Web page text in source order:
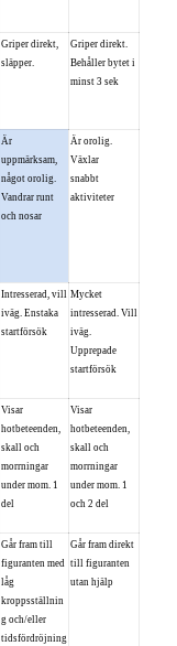
Griper direkt,
släpper.
Griper direkt.
Behåller bytet i
minst 3 sek
Är
uppmärksam,
något orolig.
Vandrar runt
och nosar
Är orolig.
Växlar
snabbt
aktiviteter
Intresserad, vill
iväg. Enstaka
startförsök
Mycket
intresserad. Vill
iväg.
Upprepade
startförsök
Visar
hotbeteenden,
skall och
morrningar
under mom. 1
del
Visar
hotbeteenden,
skall och
morrningar
under mom. 1
och 2 del
Går fram till
figuranten med
låg
kroppsställnin
g och/eller
tidsfördröjning
Går fram direkt
till figuranten
utan hjälp